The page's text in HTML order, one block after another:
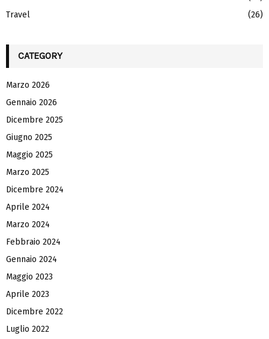
Travel
(26)
CATEGORY
Marzo 2026
Gennaio 2026
Dicembre 2025
Giugno 2025
Maggio 2025
Marzo 2025
Dicembre 2024
Aprile 2024
Marzo 2024
Febbraio 2024
Gennaio 2024
Maggio 2023
Aprile 2023
Dicembre 2022
Luglio 2022